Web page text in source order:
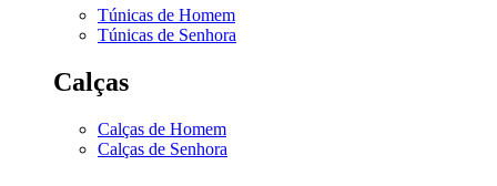
Túnicas de Homem
Túnicas de Senhora
Calças
Calças de Homem
Calças de Senhora